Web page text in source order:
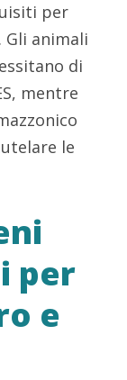
per
. Gli animali
di
mentre
le
per
e